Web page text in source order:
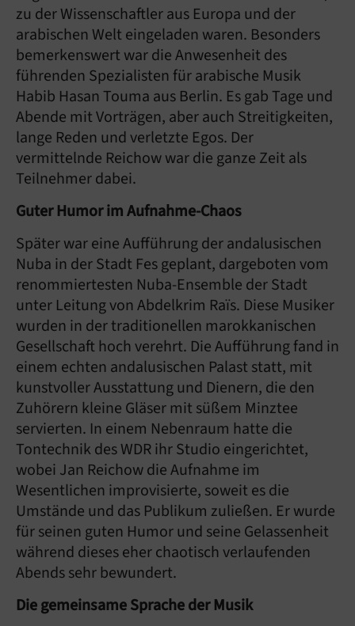
zu der Wissenschaftler aus Europa und der
arabischen Welt eingeladen waren. Besonders
bemerkenswert war die Anwesenheit des
führenden Spezialisten für arabische Musik
Habib Hasan Touma aus Berlin. Es gab Tage und
Abende mit Vorträgen, aber auch Streitigkeiten,
lange Reden und verletzte Egos. Der
vermittelnde Reichow war die ganze Zeit als
Teilnehmer dabei.
Guter Humor im Aufnahme-Chaos
Später war eine Aufführung der andalusischen
Nuba in der Stadt Fes geplant, dargeboten vom
renommiertesten Nuba-Ensemble der Stadt
unter Leitung von Abdelkrim Raïs. Diese Musiker
wurden in der traditionellen marokkanischen
Gesellschaft hoch verehrt. Die Aufführung fand in
einem echten andalusischen Palast statt, mit
kunstvoller Ausstattung und Dienern, die den
Zuhörern kleine Gläser mit süßem Minztee
servierten. In einem Nebenraum hatte die
Tontechnik des WDR ihr Studio eingerichtet,
wobei Jan Reichow die Aufnahme im
Wesentlichen improvisierte, soweit es die
Umstände und das Publikum zuließen. Er wurde
für seinen guten Humor und seine Gelassenheit
während dieses eher chaotisch verlaufenden
Abends sehr bewundert.
Die gemeinsame Sprache der Musik